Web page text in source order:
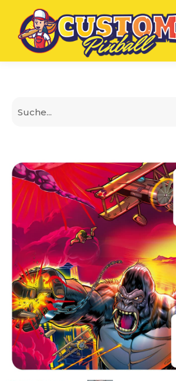
Komplette